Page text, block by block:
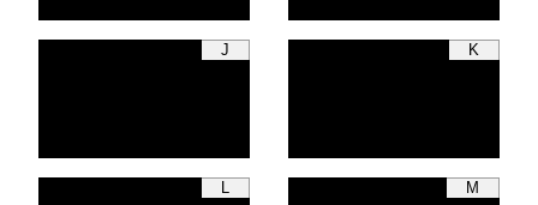
J K
L M